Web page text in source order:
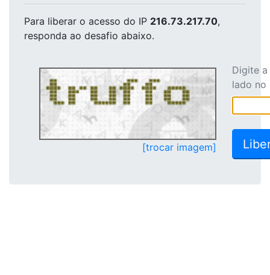
Para liberar o acesso do IP 216.73.217.70,
responda ao desafio abaixo.
[trocar imagem]
Digite
lado no